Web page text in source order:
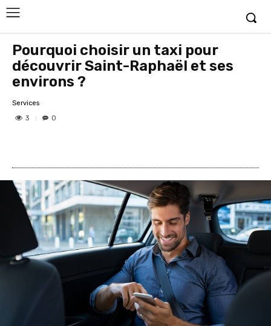
Pourquoi choisir un taxi pour
découvrir Saint-Raphaël et ses
environs ?
Services
3
0